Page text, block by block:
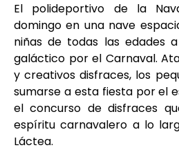
El polideportivo de la
domingo en una nave
niñas de todas las edades
galáctico por el Carnaval.
y creativos disfraces, los
sumarse a esta fiesta por el
el concurso de disfraces
espíritu carnavalero a lo
Láctea.